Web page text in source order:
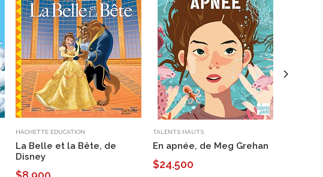
HACHETTE EDUCATION
La Belle et la Bête, de
Disney
TALENTS HAUTS
En apnée, de Meg Grehan
$24.500